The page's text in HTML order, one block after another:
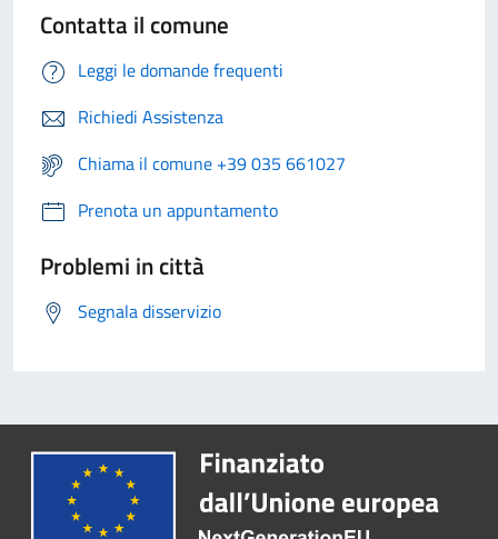
Contatta il comune
Leggi le domande frequenti
Richiedi Assistenza
Chiama il comune +39 035 661027
Prenota un appuntamento
Problemi in città
Segnala disservizio